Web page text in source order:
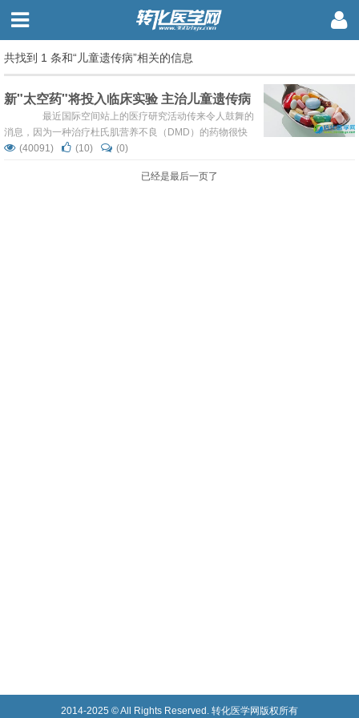
共找到 1 条和“儿童遗传病”相关的信息
新"太空药"将投入临床实验 主治儿童遗传病
最近国际空间站上的医疗研究活动传来令人鼓舞的
消息，因为一种治疗杜氏肌营养不良（DMD）的药物很快
将投入临床实验，这种新药是在国际空间站研制开发的。
色体隐性遗传疾病，主要发生于男孩。据统计，全球平均每
(40091) (10) (0)
已经是最后一页了
2014-2025 © All Rights Reserved. 转化医学网版权所有